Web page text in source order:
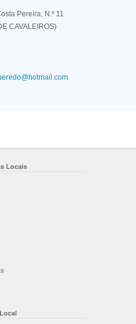
Pereira, N.º 11
CAVALEIROS)
Locais